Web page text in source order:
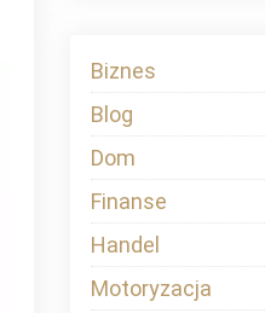
Biznes
Blog
Dom
Finanse
Handel
Motoryzacja